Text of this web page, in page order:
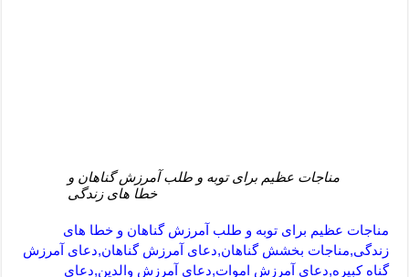
مناجات عظیم برای توبه و طلب آمرزش گناهان و
خطا های زندگی
مناجات عظیم برای توبه و طلب آمرزش گناهان و خطا های
زندگی,مناجات بخشش گناهان,دعای آمرزش گناهان,دعای آمرزش
گناه کبیره,دعای آمرزش اموات,دعای آمرزش والدین,دعای